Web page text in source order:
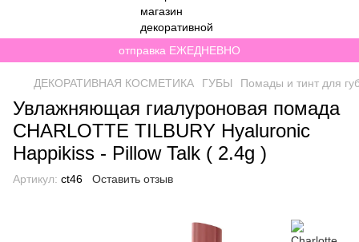
отправка ЕЖЕДНЕВНО
ДЕКОРАТИВНАЯ КОСМЕТИКА ГУБЫ Помады и тинт для
Увлажняющая гиалуроновая помада
CHARLOTTE TILBURY Hyaluronic
Happikiss - Pillow Talk ( 2.4g )
Артикул: ct46 Оставить отзыв